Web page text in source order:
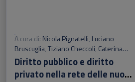
A cura di: Nicola Pignatelli, Luciano
Bruscuglia,Tiziano Checcoli, Caterina
Murgo,Roberto Romboli
Diritto pubblico e diritto
privato nella rete delle nuove